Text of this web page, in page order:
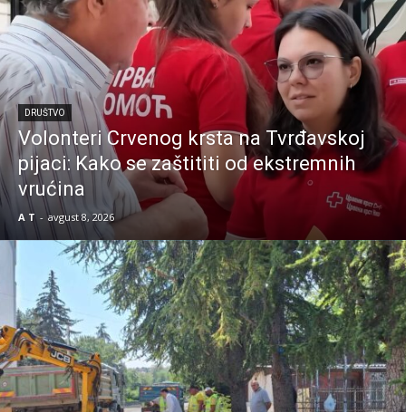
DRUŠTVO
Volonteri Crvenog krsta na Tvrđavskoj
pijaci: Kako se zaštititi od ekstremnih
vrućina
A T - avgust 8, 2026